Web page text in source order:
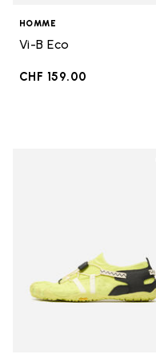
HOMME
Vi-B Eco
CHF 159.00